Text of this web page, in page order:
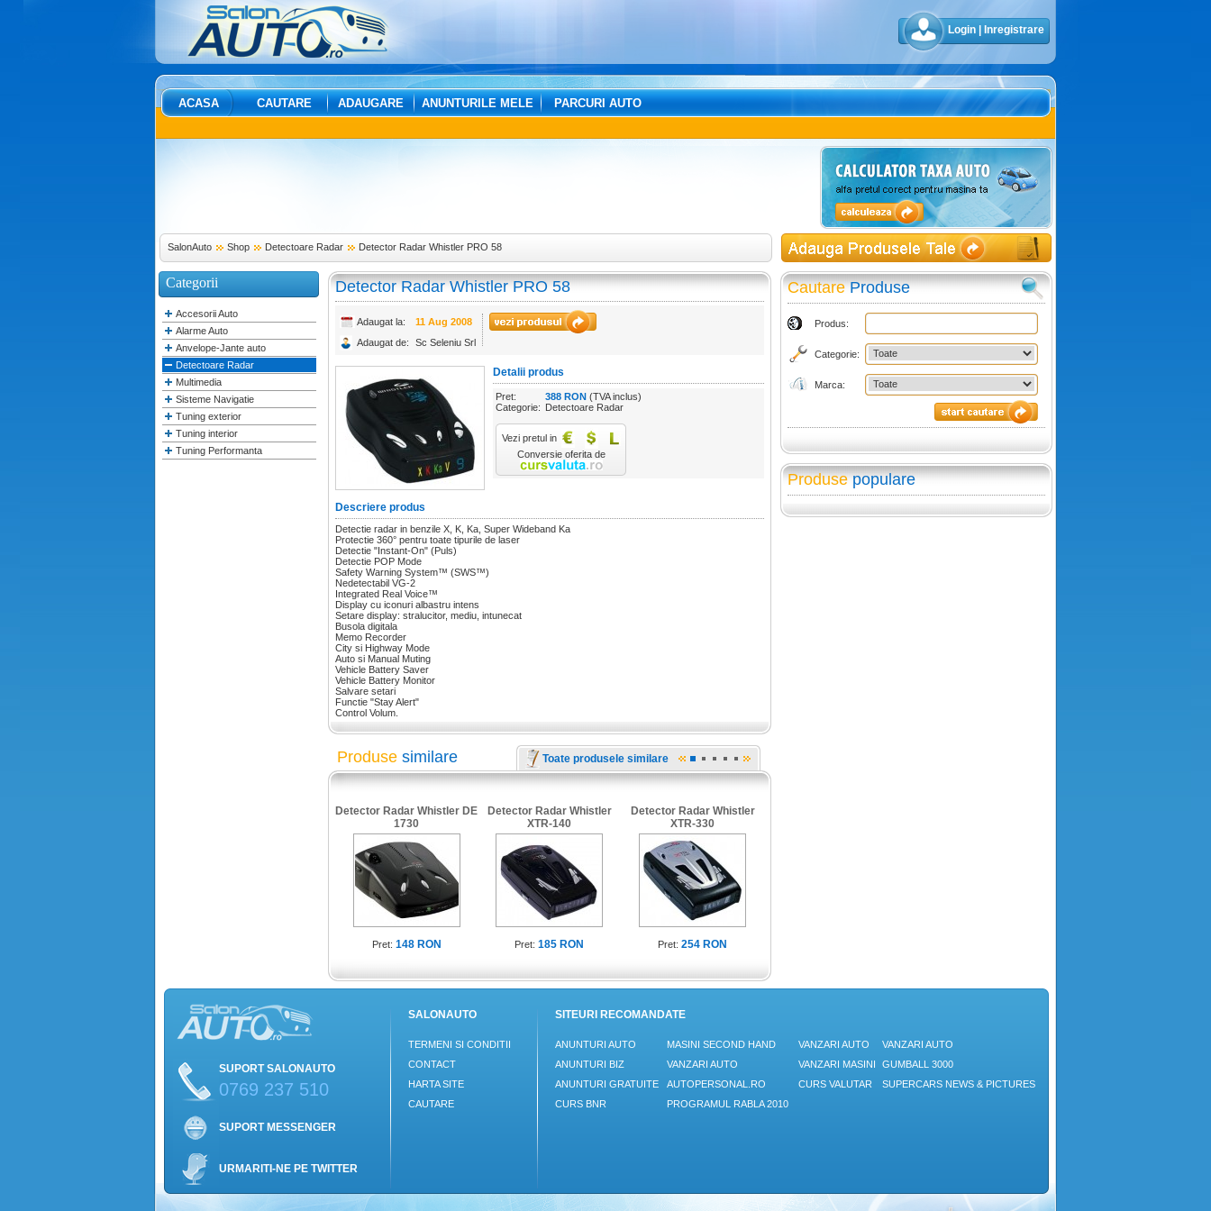
Login Inregistrare
ACASA CAUTARE ADAUGARE ANUNTURILE MELE PARCURI AUTO
SalonAuto Shop Detectoare Radar Detector Radar Whistler PRO 58
Categorii
Accesorii Auto
Alarme Auto
Anvelope-Jante auto
Detectoare Radar
Multimedia
Sisteme Navigatie
Tuning exterior
Tuning interior
Tuning Performanta
Detector Radar Whistler PRO 58
Adaugat la:
11 Aug 2008
Adaugat de:
Sc Seleniu Srl
Detalii produs
Pret: 388 RON (TVA inclus)
Categorie: Detectoare Radar
Vezi pretul in
Conversie oferita de
Descriere produs
Detectie radar in benzile X, K, Ka, Super Wideband Ka
Protectie 360° pentru toate tipurile de laser
Detectie "Instant-On" (Puls)
Detectie POP Mode
Safety Warning System™ (SWS™)
Nedetectabil VG-2
Integrated Real Voice™
Display cu iconuri albastru intens
Setare display: stralucitor, mediu, intunecat
Busola digitala
Memo Recorder
City si Highway Mode
Auto si Manual Muting
Vehicle Battery Saver
Vehicle Battery Monitor
Salvare setari
Functie "Stay Alert"
Control Volum.
Produse similare Toate produsele similare
Detector Radar Whistler DE
1730
Pret: 148 RON
Detector Radar Whistler
XTR-140
Pret: 185 RON
Detector Radar Whistler
XTR-330
Pret: 254 RON
CautareProduse
Produs:
Categorie:
Marca:
Produsepopulare
SUPORT SALONAUTO
0769 237 510
SUPORT MESSENGER
URMARITI-NE PE TWITTER
SALONAUTO
TERMENI SI CONDITII
CONTACT
HARTA SITE
CAUTARE
SITEURI RECOMANDATE
ANUNTURI AUTO
ANUNTURI BIZ
ANUNTURI GRATUITE
CURS BNR
MASINI SECOND HAND
VANZARI AUTO
AUTOPERSONAL.RO
PROGRAMUL RABLA 2010
VANZARI AUTO
VANZARI MASINI
CURS VALUTAR
VANZARI AUTO
GUMBALL 3000
SUPERCARS NEWS & PICTURES